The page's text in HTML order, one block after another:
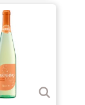
12/06/2020